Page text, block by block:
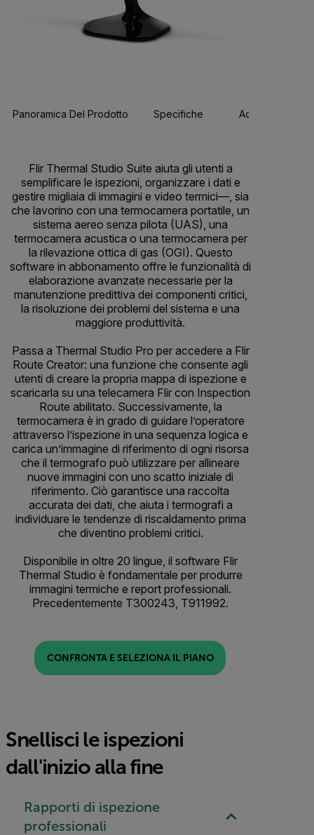
Panoramica Del Prodotto Specifiche Accessori
Flir Thermal Studio Suite aiuta gli utenti a
semplificare le ispezioni, organizzare i dati e
gestire migliaia di immagini e video termici—, sia
che lavorino con una termocamera portatile, un
sistema aereo senza pilota (UAS), una
termocamera acustica o una termocamera per
la rilevazione ottica di gas (OGI). Questo
software in abbonamento offre le funzionalità di
elaborazione avanzate necessarie per la
manutenzione predittiva dei componenti critici,
la risoluzione dei problemi del sistema e una
maggiore produttività.
Passa a Thermal Studio Pro per accedere a Flir
Route Creator: una funzione che consente agli
utenti di creare la propria mappa di ispezione e
scaricarla su una telecamera Flir con Inspection
Route abilitato. Successivamente, la
termocamera è in grado di guidare l’operatore
attraverso l’ispezione in una sequenza logica e
carica un’immagine di riferimento di ogni risorsa
che il termografo può utilizzare per allineare
nuove immagini con uno scatto iniziale di
riferimento. Ciò garantisce una raccolta
accurata dei dati, che aiuta i termografi a
individuare le tendenze di riscaldamento prima
che diventino problemi critici.
Disponibile in oltre 20 lingue, il software Flir
Thermal Studio è fondamentale per produrre
immagini termiche e report professionali.
Precedentemente T300243, T911992.
CONFRONTA E SELEZIONA IL PIANO
Snellisci le ispezioni
dall'inizio alla fine
Rapporti di ispezione
professionali